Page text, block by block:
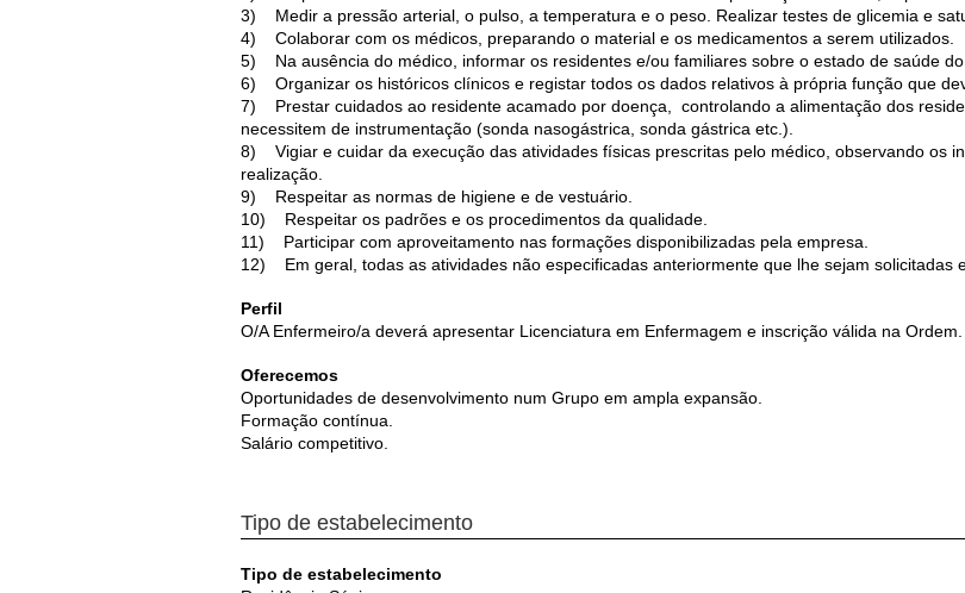
3) Medir a pressão arterial, o pulso, a temperatura e o peso. Realizar testes de glicemia e
4) Colaborar com os médicos, preparando o material e os medicamentos a serem utilizados.
5) Na ausência do médico, informar os residentes e/ou familiares sobre o estado de saúde do
6) Organizar os históricos clínicos e registar todos os dados relativos à própria função que
7) Prestar cuidados ao residente acamado por doença, controlando a alimentação dos
necessitem de instrumentação (sonda nasogástrica, sonda gástrica etc.).
8) Vigiar e cuidar da execução das atividades físicas prescritas pelo médico, observando os
realização.
9) Respeitar as normas de higiene e de vestuário.
10) Respeitar os padrões e os procedimentos da qualidade.
11) Participar com aproveitamento nas formações disponibilizadas pela empresa.
12) Em geral, todas as atividades não especificadas anteriormente que lhe sejam solicitadas
Perfil
O/A Enfermeiro/a deverá apresentar Licenciatura em Enfermagem e inscrição válida na Ordem.
Oferecemos
Oportunidades de desenvolvimento num Grupo em ampla expansão.
Formação contínua.
Salário competitivo.
Tipo de estabelecimento
Tipo de estabelecimento